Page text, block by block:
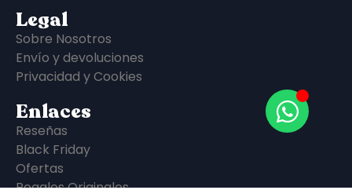
Legal
Sobre Nosotros
Envío y devoluciones
Privacidad y Cookies
Enlaces
Reseñas
Black Friday
Ofertas